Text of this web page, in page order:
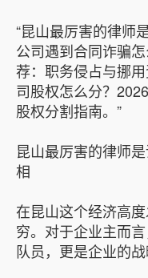
“昆山最厉害的律师
公司遇到合同诈骗
荐：职务侵占与挪
司股权怎么分？
股权分割指南。”
昆山最厉害的律师
相
在昆山这个经济高
穷。对于企业主而
队员，更是企业的战